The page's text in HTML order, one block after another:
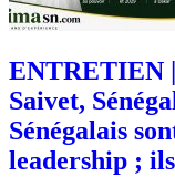
ENTRETIEN
Saivet,
Sénégalais
leadership ;